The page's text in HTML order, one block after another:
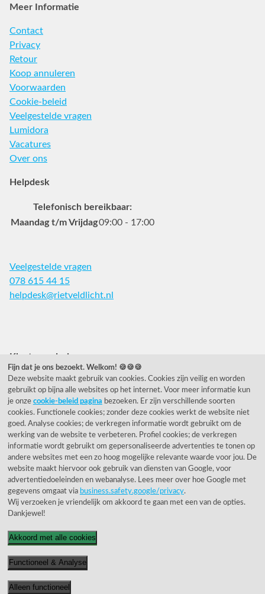
Meer Informatie
Contact
Privacy
Retour
Koop annuleren
Voorwaarden
Cookie-beleid
Veelgestelde vragen
Lumidora
Vacatures
Over ons
Helpdesk
Telefonisch bereikbaar:
Maandag t/m Vrijdag09:00 - 17:00
Veelgestelde vragen
078 615 44 15
helpdesk@rietveldlicht.nl
Klantwaardering
"Zeer goed" - eKomi.nl
Cijfer: 9.2 (25540 recensies)
Onze nieuwsbrief
Wil je onze nieuwsbrief ontvangen?
© 1955 - 2026 Rietveld Licht B.V.
Fijn dat je ons bezoekt. Welkom! 🍪🍪🍪
Deze website maakt gebruik van cookies. Cookies zijn veilig en worden
gebruikt op bijna alle websites op het internet. Voor meer informatie kun
je onze cookie-beleid pagina bezoeken. Er zijn verschillende soorten
cookies. Functionele cookies; zonder deze cookies werkt de website niet
goed. Analyse cookies; de verkregen informatie wordt gebruikt om de
werking van de website te verbeteren. Profiel cookies; de verkregen
informatie wordt gebruikt om gepersonaliseerde advertenties te tonen op
andere websites met een zo hoog mogelijke relevante waarde voor jou. De
website maakt hiervoor ook gebruik van diensten van Google, voor
advertentiedoeleinden en webanalyse. Lees meer over hoe Google met
gegevens omgaat via business.safety.google/privacy.
Wij verzoeken je vriendelijk om akkoord te gaan met een van de opties.
Dankjewel!
Akkoord met alle cookies
Functioneel & Analyse
Alleen functioneel